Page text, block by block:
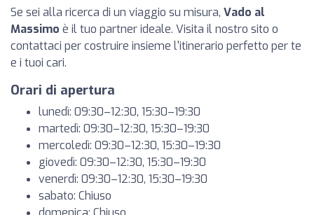
Se sei alla ricerca di un viaggio su misura, Vado al
Massimo è il tuo partner ideale. Visita il nostro sito o
contattaci per costruire insieme l'itinerario perfetto per te
e i tuoi cari.
Orari di apertura
lunedì: 09:30–12:30, 15:30–19:30
martedì: 09:30–12:30, 15:30–19:30
mercoledì: 09:30–12:30, 15:30–19:30
giovedì: 09:30–12:30, 15:30–19:30
venerdì: 09:30–12:30, 15:30–19:30
sabato: Chiuso